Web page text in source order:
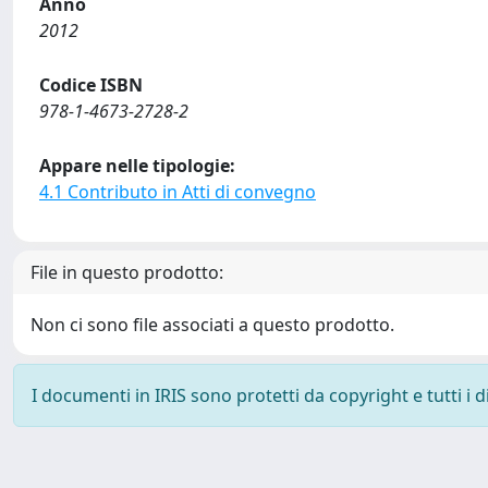
2012
Codice ISBN
978-1-4673-2728-2
Appare nelle tipologie:
4.1 Contributo in Atti di convegno
File in questo prodotto:
Non ci sono file associati a questo prodotto.
I documenti in IRIS sono protetti da copyright e tutti i